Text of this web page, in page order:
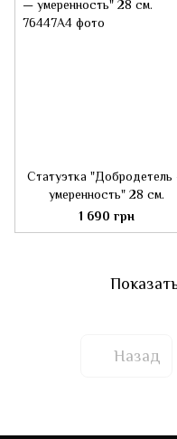
Статуэтка
умеренность" 28 см.
1 690 грн
Назад